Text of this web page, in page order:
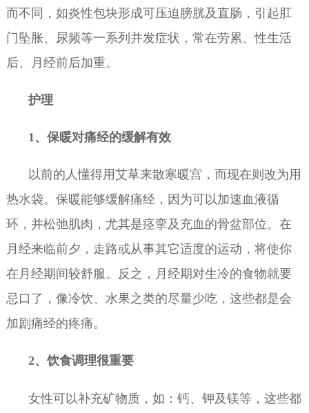
而不同，如炎性包块形成可压迫膀胱及直肠，引起肛
门坠胀、尿频等一系列并发症状，常在劳累、性生活
后、月经前后加重。
护理
1、保暖对痛经的缓解有效
以前的人懂得用艾草来散寒暖宫，而现在则改为用
热水袋。保暖能够缓解痛经，因为可以加速血液循
环，并松弛肌肉，尤其是痉挛及充血的骨盆部位。在
月经来临前夕，走路或从事其它适度的运动，将使你
在月经期间较舒服。反之，月经期对生冷的食物就要
忌口了，像冷饮、水果之类的尽量少吃，这些都是会
加剧痛经的疼痛。
2、饮食调理很重要
女性可以补充矿物质，如：钙、钾及镁等，这些都